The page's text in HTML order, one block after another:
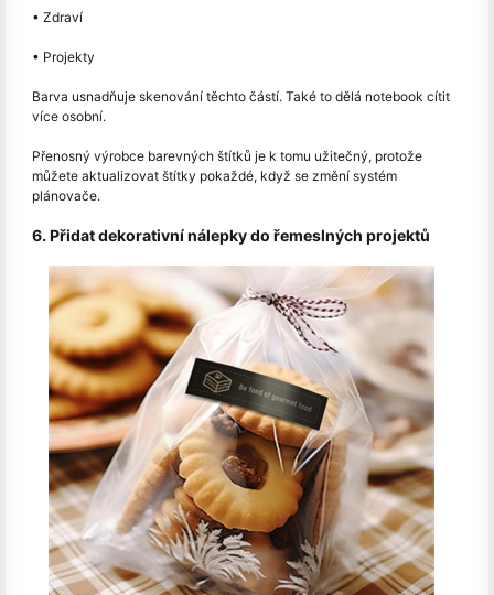
• Zdraví
• Projekty
Barva usnadňuje skenování těchto částí. Také to dělá notebook cítit
více osobní.
Přenosný výrobce barevných štítků je k tomu užitečný, protože
můžete aktualizovat štítky pokaždé, když se změní systém
plánovače.
6. Přidat dekorativní nálepky do řemeslných projektů